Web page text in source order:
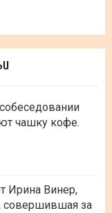
чашку кофе.
Ирина Винер,
за